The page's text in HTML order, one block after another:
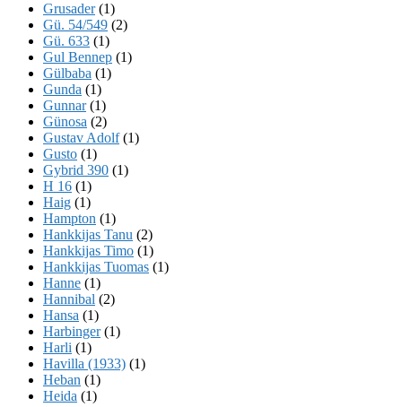
Grusader(1)
Gü. 54/549 (2)
Gü. 633 (1)
Gul Bennep (1)
Gülbaba (1)
Gunda (1)
Gunnar(1)
Günosa (2)
Gustav Adolf(1)
Gusto (1)
Gybrid 390 (1)
H 16 (1)
Haig (1)
Hampton (1)
Hankkijas Tanu (2)
Hankkijas Timo (1)
Hankkijas Tuomas (1)
Hanne (1)
Hannibal (2)
Hansa (1)
Harbinger(1)
Harli (1)
Havilla (1933) (1)
Heban (1)
Heida (1)